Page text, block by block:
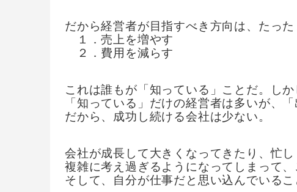
だから経営者が目指すべき方向は、たった
１．売上を増やす
２．費用を減らす
これは誰もが「知っている」ことだ。し
「知っている」だけの経営者は多いが、
だから、成功し続ける会社は少ない。
会社が成長して大きくなってきたり、忙し
複雑に考え過ぎるようになってしまって
そして、自分が仕事だと思い込んでいるこ